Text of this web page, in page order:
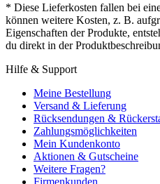
* Diese Lieferkosten fallen bei
können weitere Kosten, z. B.
Eigenschaften der Produkte,
du direkt in der
Hilfe & Support
Meine Bestellung
Versand & Lieferung
Rücksendungen &
Zahlungsmöglichkeiten
Mein Kundenkonto
Aktionen & Gutscheine
Weitere Fragen?
Firmenkunden